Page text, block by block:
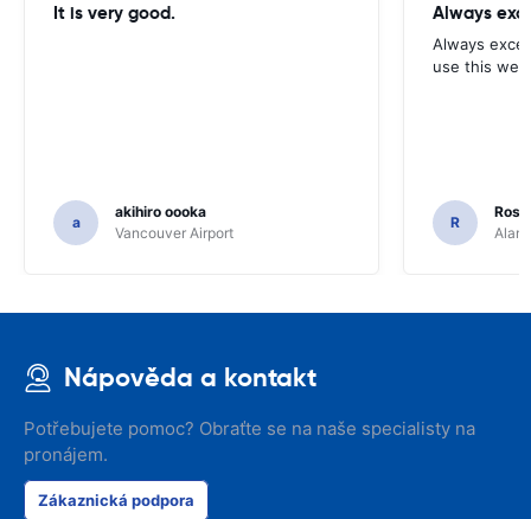
It is very good.
a
akihiro oooka
Vancouver Airport
Always
Always
use this
R
Nápověda a kontakt
Potřebujete pomoc? Obraťte se na naše specialisty na
pronájem.
Zákaznická podpora